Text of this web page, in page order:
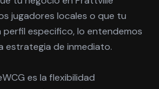
jugadores locales o que tu
especifico, lo entendemos
estrategia de inmediato.
es la flexibilidad